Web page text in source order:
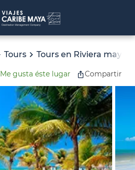
Tours Tours en Riviera maya
Me gusta éste lugar Compartir